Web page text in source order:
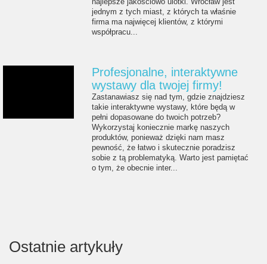
jednym z tych miast, z których ta właśnie
firma ma najwięcej klientów, z którymi
współpracu...
Profesjonalne, interaktywne
wystawy dla twojej firmy!
Zastanawiasz się nad tym, gdzie znajdziesz
takie interaktywne wystawy, które będą w
pełni dopasowane do twoich potrzeb?
Wykorzystaj koniecznie markę naszych
produktów, ponieważ dzięki nam masz
pewność, że łatwo i skutecznie poradzisz
sobie z tą problematyką. Warto jest pamiętać
o tym, że obecnie inter...
Ostatnie artykuły